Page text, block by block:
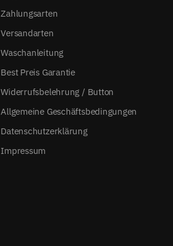
Zahlungsarten
Versandarten
Waschanleitung
Best Preis Garantie
Widerrufsbelehrung / Button
Allgemeine Geschäftsbedingungen
Datenschutzerklärung
Impressum